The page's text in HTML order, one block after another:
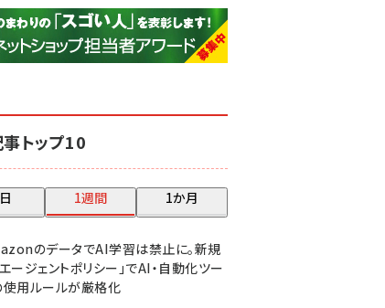
アスクル (1122)
base (1081)
トップ10
1週間 1か月
のデータでAI学習は禁止に。新規
ージェントポリシー」でAI・自動化ツー
使用ルールが厳格化